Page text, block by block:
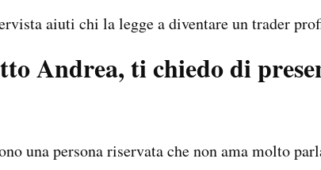
aiuti chi la legge a diventare un trader
Andrea, ti chiedo di
una persona riservata che non ama molto